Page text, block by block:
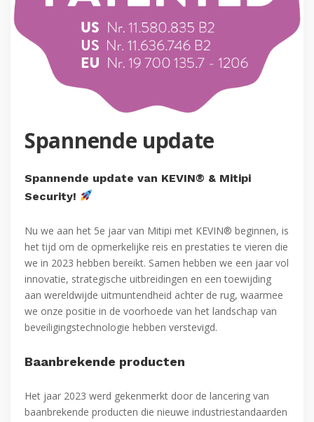
Spannende update
Spannende update van KEVIN® & Mitipi
Security!
Nu we aan het 5e jaar van Mitipi met KEVIN® beginnen, is
het tijd om de opmerkelijke reis en prestaties te vieren die
we in 2023 hebben bereikt. Samen hebben we een jaar vol
innovatie, strategische uitbreidingen en een toewijding
aan wereldwijde uitmuntendheid achter de rug, waarmee
we onze positie in de voorhoede van het landschap van
beveiligingstechnologie hebben verstevigd.
Baanbrekende producten
Het jaar 2023 werd gekenmerkt door de lancering van
baanbrekende producten die nieuwe industriestandaarden